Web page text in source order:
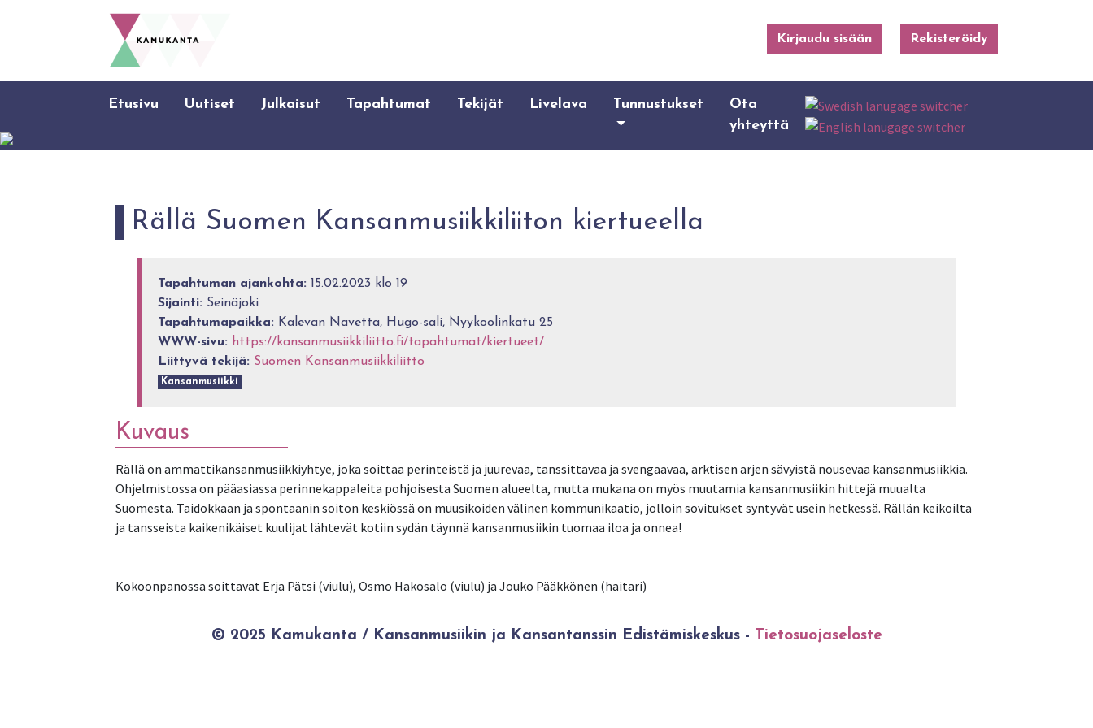
Kirjaudu sisään Rekisteröidy
Etusivu Uutiset Julkaisut Tapahtumat Tekijät Livelava Tunnustukset
Ota
yhteyttä
Rällä Suomen Kansanmusiikkiliiton kiertueella
Tapahtuman ajankohta: 15.02.2023 klo 19
Sijainti: Seinäjoki
Tapahtumapaikka: Kalevan Navetta, Hugo-sali, Nyykoolinkatu 25
WWW-sivu: https://kansanmusiikkiliitto.fi/tapahtumat/kiertueet/
Liittyvä tekijä: Suomen Kansanmusiikkiliitto
Kansanmusiikki
Kuvaus
Rällä on ammattikansanmusiikkiyhtye, joka soittaa perinteistä ja juurevaa, tanssittavaa ja svengaavaa, arktisen arjen sävyistä nousevaa kansanmusiikkia.
Ohjelmistossa on pääasiassa perinnekappaleita pohjoisesta Suomen alueelta, mutta mukana on myös muutamia kansanmusiikin hittejä muualta
Suomesta. Taidokkaan ja spontaanin soiton keskiössä on muusikoiden välinen kommunikaatio, jolloin sovitukset syntyvät usein hetkessä. Rällän keikoilta
ja tansseista kaikenikäiset kuulijat lähtevät kotiin sydän täynnä kansanmusiikin tuomaa iloa ja onnea!
© 2025 Kamukanta / Kansanmusiikin ja Kansantanssin Edistämiskeskus - Tietosuojaseloste